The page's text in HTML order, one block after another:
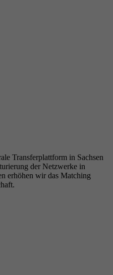
Transferplattform in Sachsen
der Netzwerke in
erhöhen wir das Matching